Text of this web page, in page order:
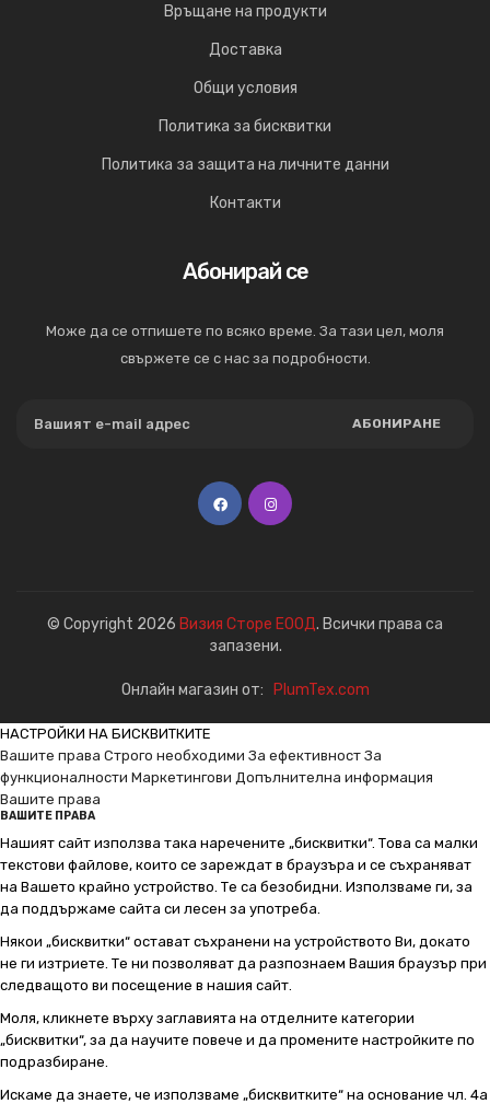
Връщане на продукти
Доставка
Общи условия
Политика за бисквитки
Политика за защита на личните данни
Контакти
Абонирай се
Може да се отпишете по всяко време. За тази цел, моля
свържете се с нас за подробности.
АБОНИРАНЕ
© Copyright 2026 Визия Сторе ЕООД. Всички права са
запазени.
Онлайн магазин от: PlumTex.com
НАСТРОЙКИ НА БИСКВИТКИТЕ
Вашите права Строго необходими За ефективност За
функционалности Маркетингови Допълнителна информация
Вашите права
ВАШИТЕ ПРАВА
Нашият сайт използва така наречените „бисквитки“. Това са малки
текстови файлове, които се зареждат в браузъра и се съхраняват
на Вашето крайно устройство. Те са безобидни. Използваме ги, за
да поддържаме сайта си лесен за употреба.
Някои „бисквитки“ остават съхранени на устройството Ви, докато
не ги изтриете. Те ни позволяват да разпознаем Вашия браузър при
следващото ви посещение в нашия сайт.
Моля, кликнете върху заглавията на отделните категории
„бисквитки“, за да научите повече и да промените настройките по
подразбиране.
Искаме да знаете, че използваме „бисквитките“ на основание чл. 4а